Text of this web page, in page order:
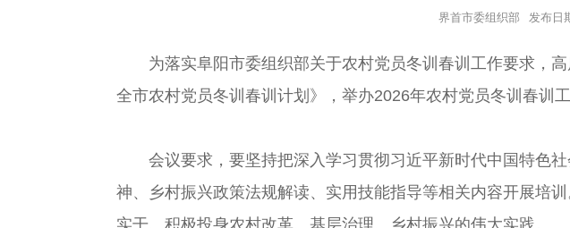
界首市委组织部 发布日
为落实阜阳市委组织部关于农村党员冬训春训工作要求，
全市农村党员冬训春训计划》，举办2026年农村党员冬训春训
会议要求，要坚持把深入学习贯彻习近平新时代中国特色
神、乡村振兴政策法规解读、实用技能指导等相关内容开展培
实干、积极投身农村改革、基层治理、乡村振兴的伟大实践。